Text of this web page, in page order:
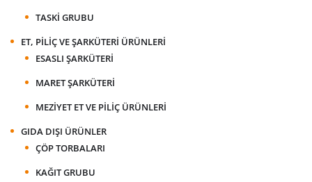
TASKI GRUBU
ET, PILIÇ VE ŞARKÜTERI ÜRÜNLERI
ESASLI ŞARKÜTERI
MARET ŞARKÜTERI
MEZIYET ET VE PILIÇ ÜRÜNLERI
GIDA DIŞI ÜRÜNLER
ÇÖP TORBALARI
KAĞIT GRUBU